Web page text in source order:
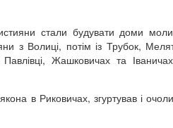
стали будувати доми
з Волиці, потім із Трубок,
Жашковичах та
в Риковичах, згуртував і